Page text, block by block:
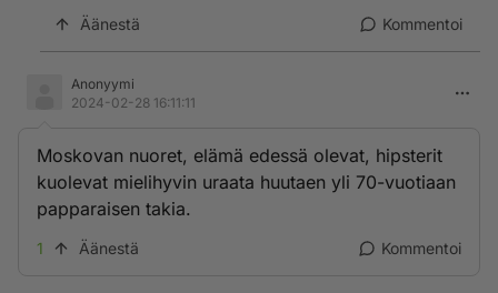
Äänestä Kommentoi
Anonyymi
2024-02-28 16:11:11
Moskovan nuoret, elämä edessä olevat, hipsterit
kuolevat mielihyvin uraata huutaen yli 70-vuotiaan
papparaisen takia.
1 Äänestä Kommentoi